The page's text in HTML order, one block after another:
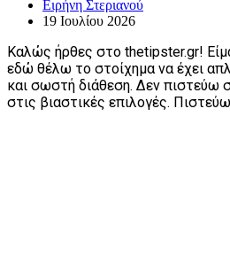
Ειρήνη Στεριανού
19 Ιουλίου 2026
Καλώς ήρθες στο thetipster.gr!
εδώ θέλω το στοίχημα να έχει
και σωστή διάθεση. Δεν πιστεύω
στις βιαστικές επιλογές.